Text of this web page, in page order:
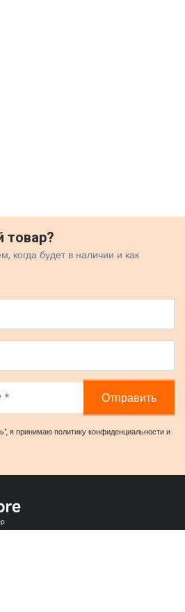
товар?
когда будет в наличии и как
Отправить
я принимаюполитику конфиденциальностии